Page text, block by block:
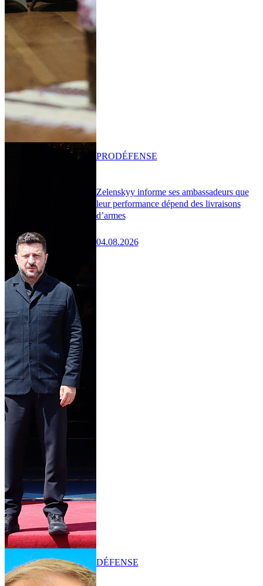
Zelenskyy informe ses ambassadeurs que
leur performance dépend des livraisons
d’armes
04.08.2026
PRODÉFENSE
DÉFENSE